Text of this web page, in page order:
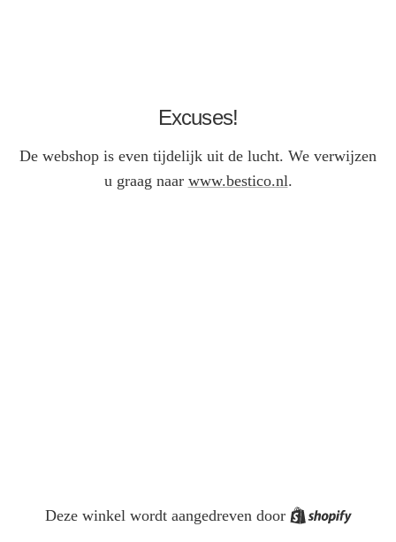
Excuses!
De webshop is even tijdelijk uit de lucht. We verwijzen
u graag naar www.bestico.nl.
Deze winkel wordt aangedreven door